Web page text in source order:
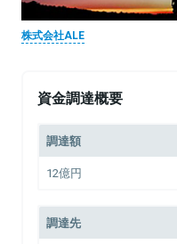
株式会社ALE
資金調達概要
調達額
12億円
調達先